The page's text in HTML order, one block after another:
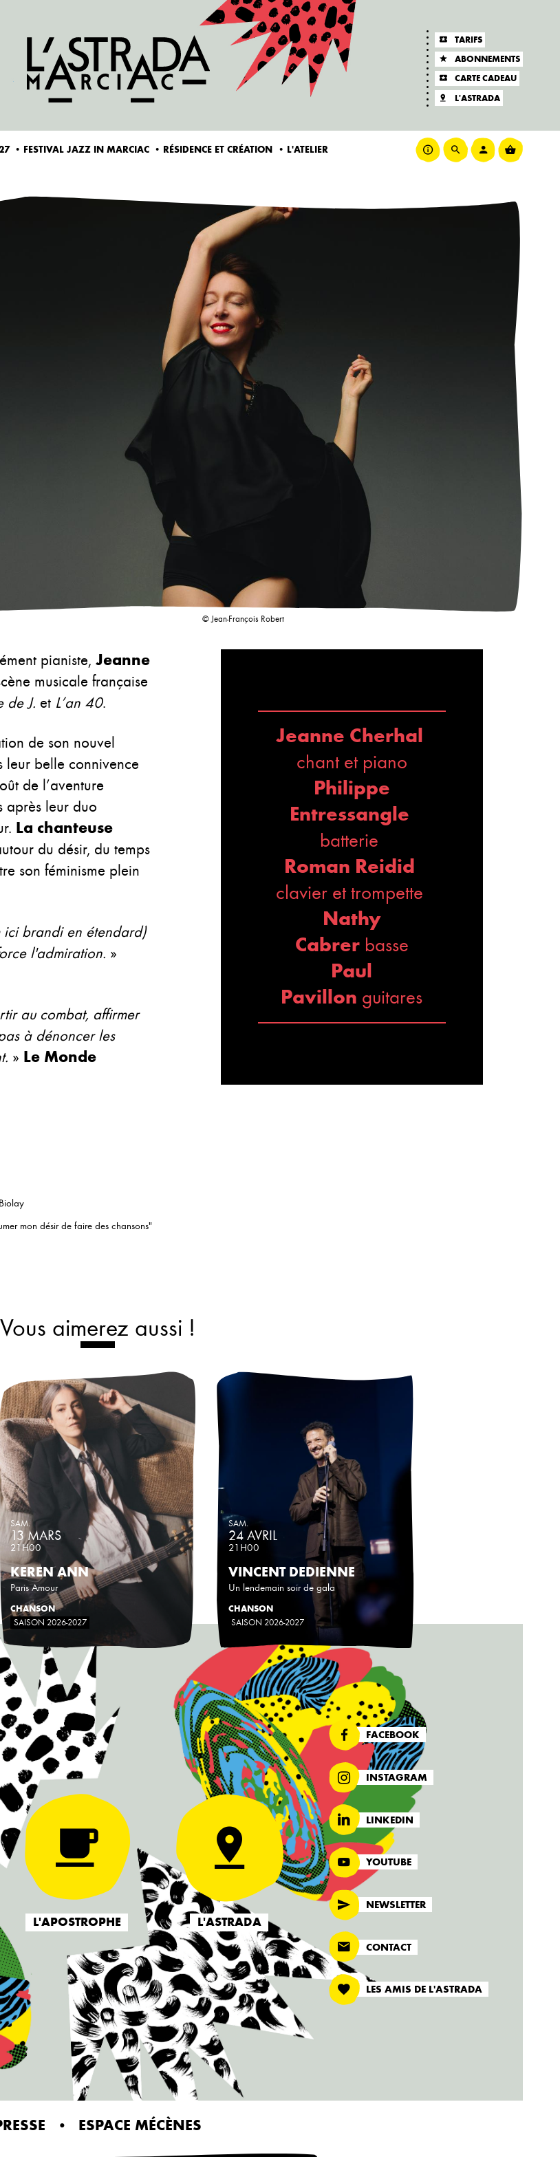
TARIFS
ABONNEMENTS
CARTE CADEAU
L'ASTRADA
FESTIVAL JAZZ IN MARCIAC RÉSIDENCE ET CRÉATION L'ATELIER
© Jean-François Robert
pianiste, Jeanne
musicale française
de J. et L’an 40.
de son nouvel
leur belle connivence
de l’aventure
après leur duo
La chanteuse
du désir, du temps
son féminisme plein
ici brandi en étendard)
l'admiration. »
au combat, affirmer
à dénoncer les
» Le Monde
Jeanne Cherhal
chant et piano
Philippe
Entressangle
batterie
Roman Reidid
clavier et trompette
Nathy
Cabrerbasse
Paul
Pavillon guitares
mon désir de faire des chansons"
Vous aimerez aussi !
SAM.
13MARS
21H00
KEREN ANN
Paris Amour
CHANSON
SAISON 2026-2027
SAM.
24 AVRIL
21H00
VINCENT DEDIENNE
Un lendemain soir de gala
CHANSON
SAISON 2026-2027
L'APOSTROPHE L'ASTRADA
FACEBOOK
INSTAGRAM
LINKEDIN
YOUTUBE
NEWSLETTER
CONTACT
LES AMIS DE L'ASTRADA
ESPACE MÉCÈNES